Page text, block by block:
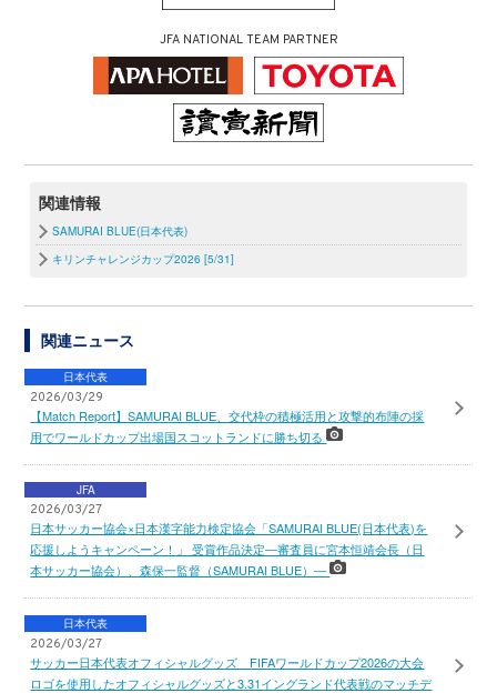
JFA NATIONAL TEAM PARTNER
関連情報
SAMURAI BLUE(日本代表)
キリンチャレンジカップ2026 [5/31]
関連ニュース
日本代表
2026/03/29
【Match Report】SAMURAI BLUE、交代枠の積極活用と攻撃的布陣の採
用でワールドカップ出場国スコットランドに勝ち切る
JFA
2026/03/27
日本サッカー協会×日本漢字能力検定協会「SAMURAI BLUE(日本代表)を
応援しようキャンペーン！」 受賞作品決定―審査員に宮本恒靖会長（日
本サッカー協会）、森保一監督（SAMURAI BLUE）―
日本代表
2026/03/27
サッカー日本代表オフィシャルグッズ FIFAワールドカップ2026の大会
ロゴを使用したオフィシャルグッズと3.31イングランド代表戦のマッチデ